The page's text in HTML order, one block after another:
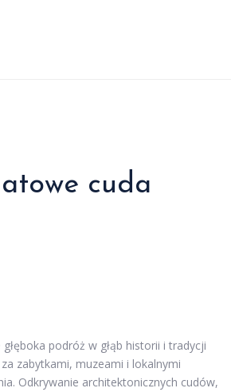
cuda
podróż w głąb historii i tradycji
zabytkami, muzeami i lokalnymi
Odkrywanie architektonicznych cudów,